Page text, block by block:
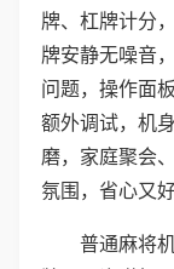
牌、杠牌计分
牌安静无噪音
问题，操作面
额外调试，机
磨，家庭聚会
氛围，省心又好
普通麻将